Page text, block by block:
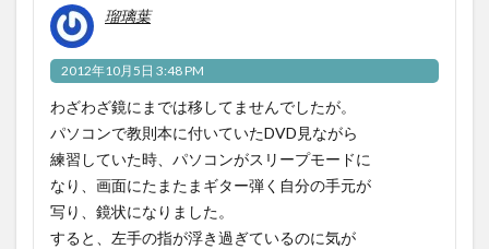
瑠璃葉
2012年10月5日 3:48 PM
わざわざ鏡にまでは移してませんでしたが。
パソコンで教則本に付いていたDVD見ながら
練習していた時、パソコンがスリープモードに
なり、画面にたまたまギター弾く自分の手元が
写り、鏡状になりました。
すると、左手の指が浮き過ぎているのに気が